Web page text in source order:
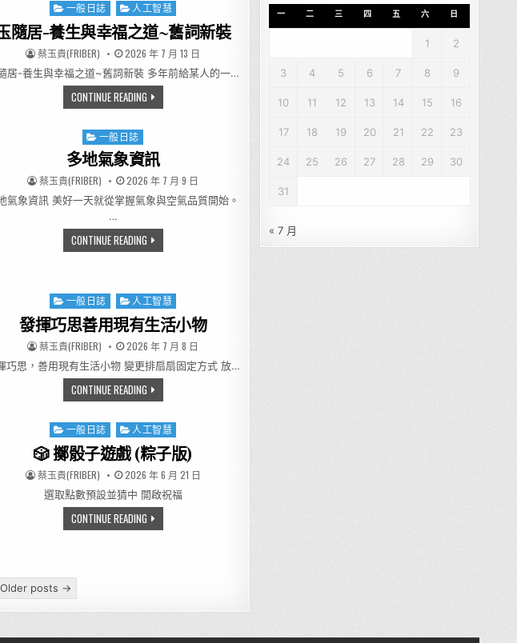
Posted in
一般日誌 人工智慧
隨居-養生與幸福之道~舊詞新裝
AUTHOR:
蔡玉貴(FRIBER) PUBLISHED DATE:
2026 年 7 月 13 日
居-養生與幸福之道~舊詞新裝 多年前給某人的一…
CONTINUE READING玉隨居-養生與幸福之道~舊詞新裝
案每坪售價推估
Posted in
一般日誌
多地氣象資訊
AUTHOR:
蔡玉貴(FRIBER) PUBLISHED DATE:
2026 年 7 月 9 日
氣象資訊 美好一天就從掌握氣象與空氣品質開始。
…
CONTINUE READING多地氣象資訊
Posted in
一般日誌 人工智慧
發揮巧思善用現有生活小物
AUTHOR:
蔡玉貴(FRIBER) PUBLISHED DATE:
2026 年 7 月 8 日
巧思，善用現有生活小物 變更排扇扇固定方式 放…
CONTINUE READING發揮巧思善用現有生活小物
通車! 開放6/30~8/31免費試乘
Posted in
一般日誌 人工智慧
🎲 擲骰子遊戲 (粽子版)
AUTHOR:
蔡玉貴(FRIBER) PUBLISHED DATE:
2026 年 6 月 21 日
選取點數預設並猜中 開啟祝福
CONTINUE READING🎲 擲骰子遊戲 (粽子版)
Older posts →
一 二 三 四 五 六 日
1 2
3 4 5 6 7 8 9
10 11 12 13 14 15 16
17 18 19 20 21 22 23
24 25 26 27 28 29 30
31
« 7 月